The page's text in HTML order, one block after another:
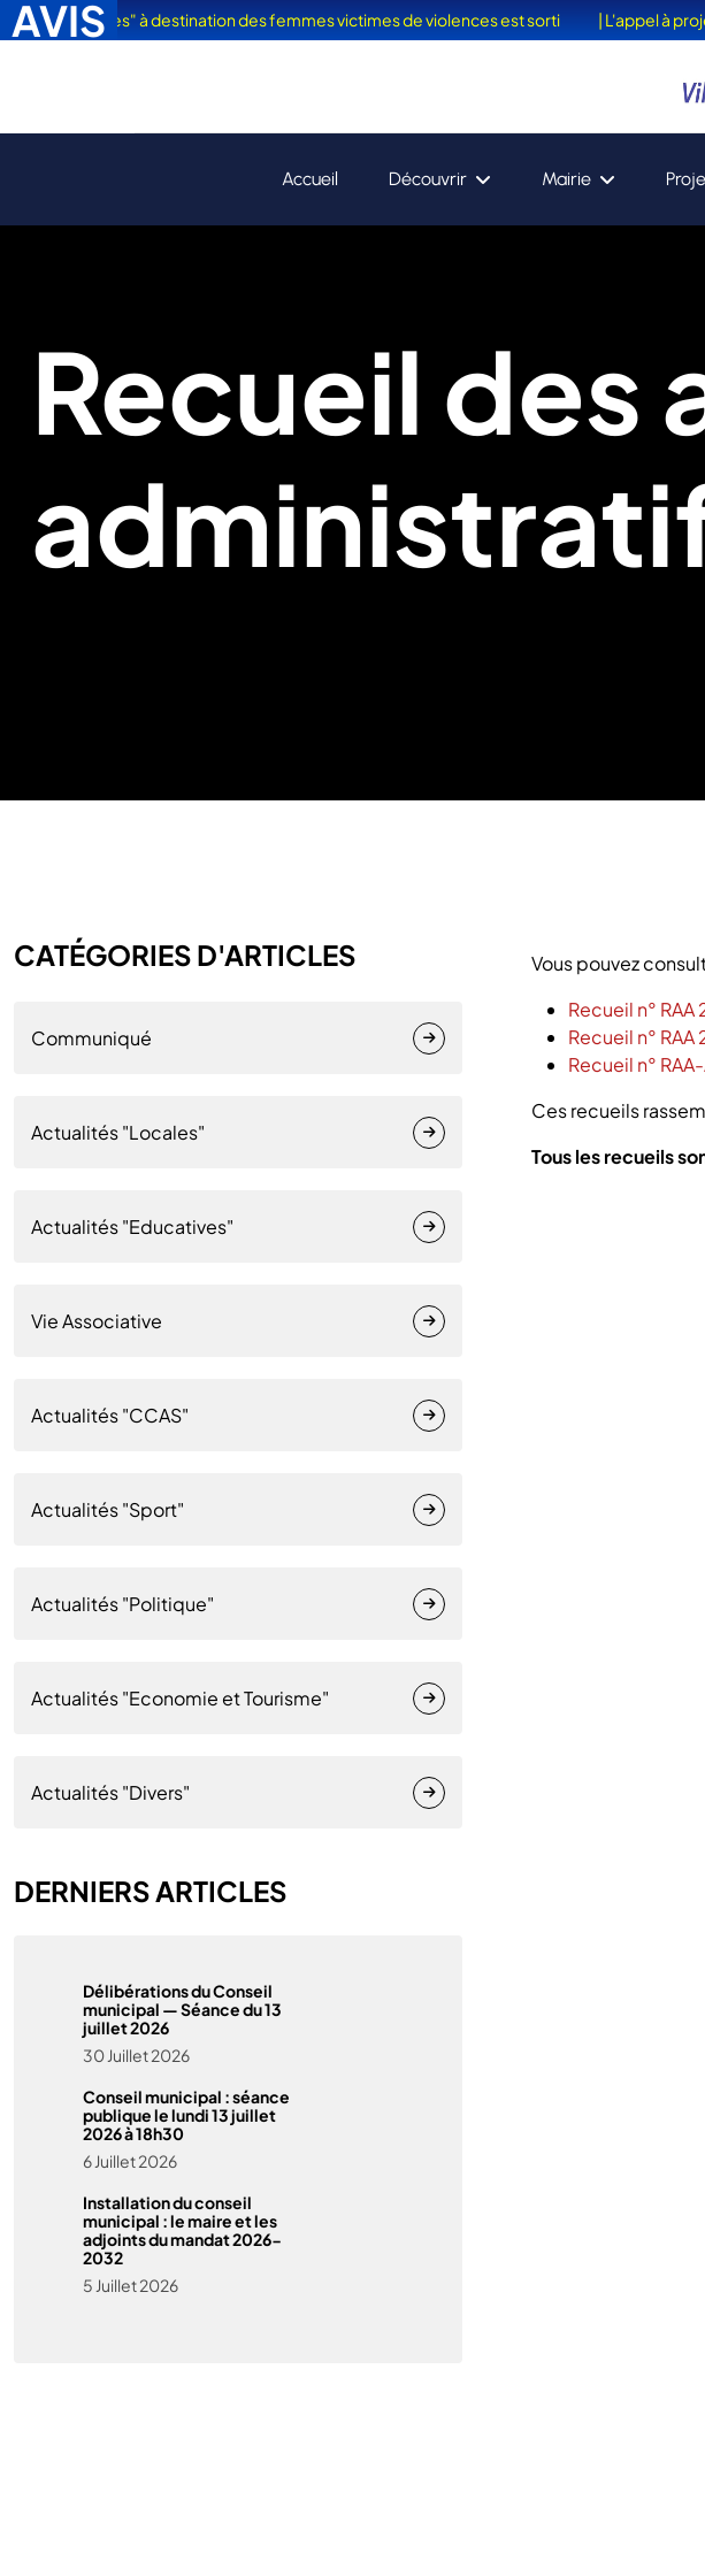
Accueil Découvrir Mairie
Recueil des
CATÉGORIES D'ARTICLES
Communiqué
Actualités "Locales"
Actualités "Educatives"
Vie Associative
Actualités "CCAS"
Actualités "Sport"
Actualités "Politique"
Actualités "Economie et Tourisme"
Actualités "Divers"
DERNIERS ARTICLES
Délibérations du Conseil
municipal — Séance du 13
juillet 2026
30 Juillet 2026
Conseil municipal : séance
publique le lundi 13 juillet
2026 à 18h30
6 Juillet 2026
Installation du conseil
municipal : le maire et les
adjoints du mandat 2026-
2032
5 Juillet 2026
Vous pouvez
Recueil n°
Recueil n°
Recueil n°
Ces recueils
Tous les recueils
AVIS
Vacances" à destination des femmes victimes de violences est sorti | L'appel à projets